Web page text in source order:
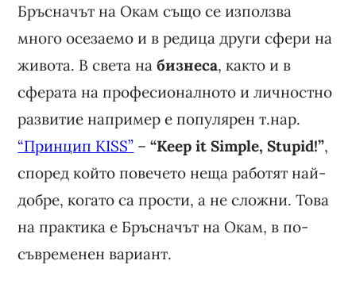
Бръсначът на Окам също се използва
много осезаемо и в редица други сфери на
живота. В света набизнеса, както и в
сферата на професионалното и личностно
развитие например е популярен т.нар.
“Принцип KISS” –“Keep it Simple, Stupid!”,
според който повечето неща работят най-
добре, когато са прости, а не сложни. Това
на практика е Бръсначът на Окам, в по-
съвременен вариант.